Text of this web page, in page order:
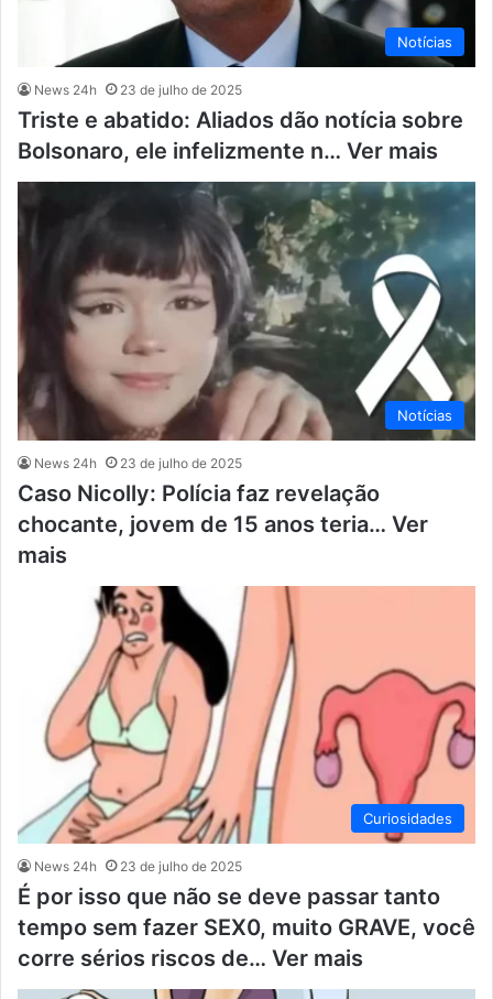
Notícias
News 24h 23 de julho de 2025
Triste e abatido: Aliados dão notícia sobre
Bolsonaro, ele infelizmente n… Ver mais
Notícias
News 24h 23 de julho de 2025
Caso Nicolly: Polícia faz revelação
chocante, jovem de 15 anos teria… Ver
mais
Curiosidades
News 24h 23 de julho de 2025
É por isso que não se deve passar tanto
tempo sem fazer SEX0, muito GRAVE, você
corre sérios riscos de… Ver mais